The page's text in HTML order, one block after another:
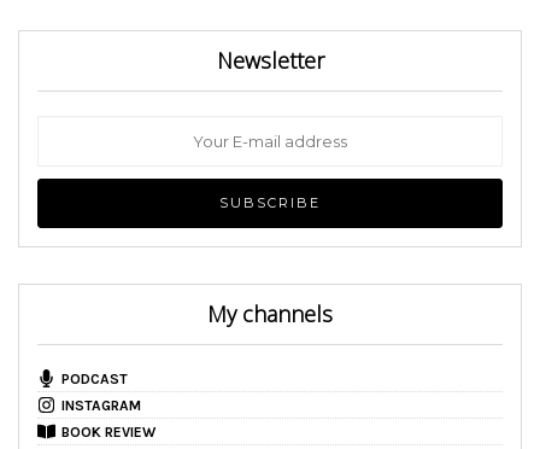
Newsletter
My channels
PODCAST
INSTAGRAM
BOOK REVIEW